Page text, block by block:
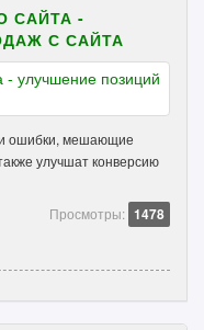
САЙТА -
С САЙТА
ошибки, мешающие
улучшат конверсию
Просмотры: 1478